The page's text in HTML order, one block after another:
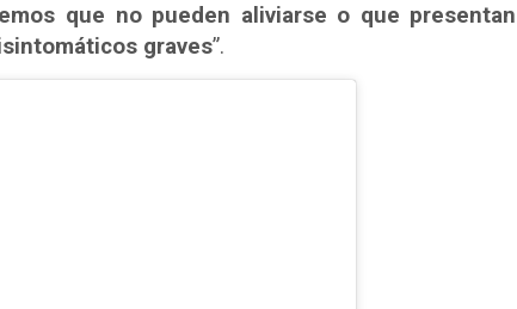
que no pueden aliviarse o que presentan
graves”.